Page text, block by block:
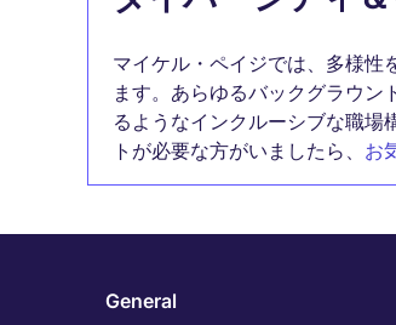
マイケル・ペイジでは、多様性
ます。あらゆるバックグラウ
るようなインクルーシブな職場
トが必要な方がいましたら、 お
General